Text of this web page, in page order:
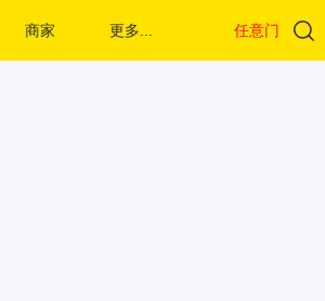
商家 更多... 任意门